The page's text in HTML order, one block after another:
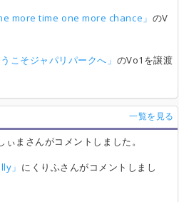
more time one more chance」 のV
うこそジャパリパークへ」 のVo1を譲渡
一覧を見る
ぃまさんがコメントしました。
」 にくりふさんがコメントしまし